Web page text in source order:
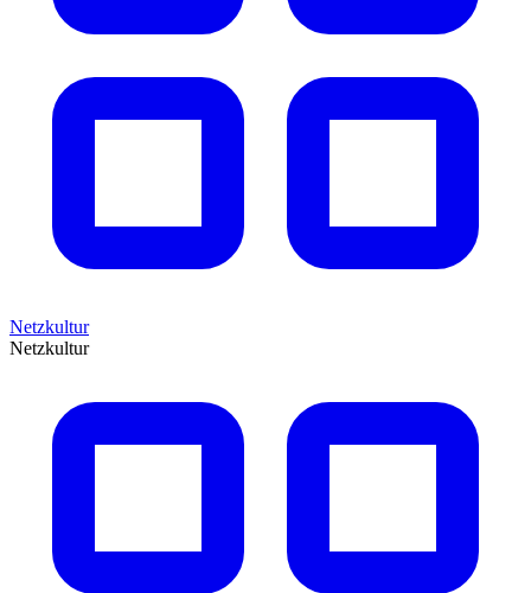
Netzkultur
Netzkultur